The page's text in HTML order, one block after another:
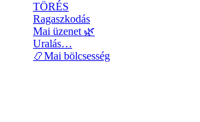
TÖRÉS
Ragaszkodás
Mai üzenet 🌿
Uralás…
📿Mai bölcsesség